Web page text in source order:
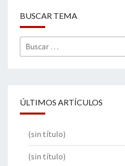
BUSCAR TEMA
Buscar
por:
ÚLTIMOS ARTÍCULOS
(sin título)
(sin título)